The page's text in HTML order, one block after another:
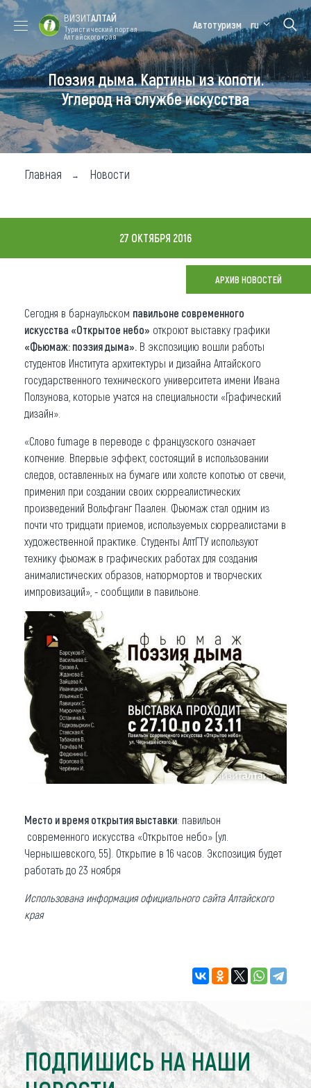
Форум VISIT
ALTAI
Цветение
маральника
Медицинский
форум
Алтайская
зимовка
Туры
Где побывать
Чем заняться
Где остановиться
Новости
Что привезти (сувениры)
О регионе
Коллекция впечатлений
ВИЗИТАЛТАЙ
Туристический портал
Алтайского края
Автотуризм ru
Поэзия дыма. Картины из копоти.
Углерод на службе искусства
Главная Новости
27 ОКТЯБРЯ 2016
АРХИВ НОВОСТЕЙ
Сегодня в барнаульском павильоне современного
искусства «Открытое небо» откроют выставку графики
«Фьюмаж: поэзия дыма». В экспозицию вошли работы
студентов Института архитектуры и дизайна Алтайского
государственного технического университета имени Ивана
Ползунова, которые учатся на специальности «Графический
дизайн».
«Слово fumage в переводе с французского означает
копчение. Впервые эффект, состоящий в использовании
следов, оставленных на бумаге или холсте копотью от свечи,
применил при создании своих сюрреалистических
произведений Вольфганг Паален. Фьюмаж стал одним из
почти что тридцати приемов, используемых сюрреалистами в
художественной практике. Студенты АлтГТУ используют
технику фьюмаж в графических работах для создания
анималистических образов, натюрмортов и творческих
импровизаций», - сообщили в павильоне.
Место и время открытия выставки: павильон
современного искусства «Открытое небо» (ул.
Чернышевского, 55). Открытие в 16 часов. Экспозиция будет
работать до 23 ноября
Использована информация официального сайта Алтайского
края
ПОДПИШИСЬ НА НАШИ